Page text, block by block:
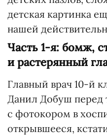
детская картинка
нашей
Часть 1-я: бомж,
и растерянный
Главный врач 10-й
Данил Добуш перед
с фотокором в
открывшееся,